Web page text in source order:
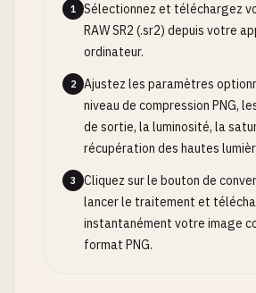
1
Sélectionnez et téléchargez
RAW SR2 (.sr2) depuis votre
ordinateur.
2
Ajustez les paramètres
niveau de compression PNG,
de sortie, la luminosité, la
récupération des hautes
3
Cliquez sur le bouton de
lancer le traitement et
instantanément votre image
format PNG.